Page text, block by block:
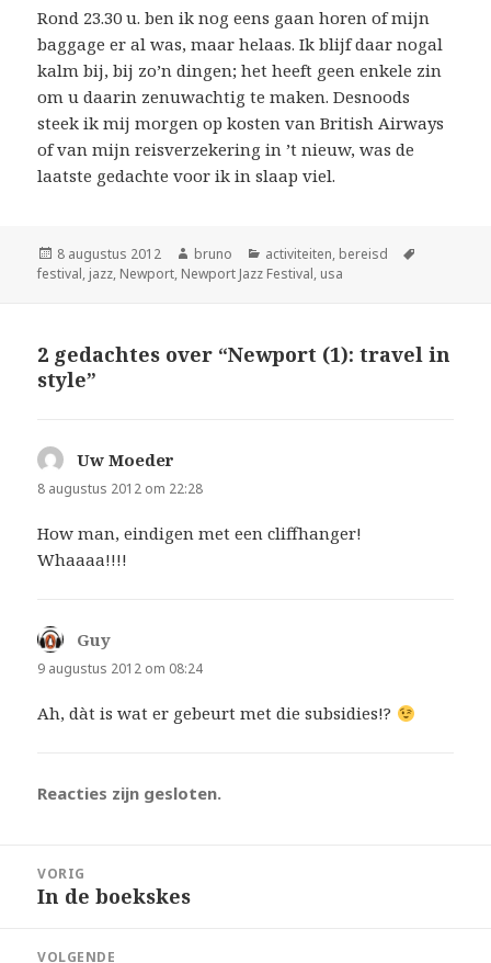
Rond 23.30 u. ben ik nog eens gaan horen of mijn
baggage er al was, maar helaas. Ik blijf daar nogal
kalm bij, bij zo’n dingen; het heeft geen enkele zin
om u daarin zenuwachtig te maken. Desnoods
steek ik mij morgen op kosten van British Airways
of van mijn reisverzekering in ’t nieuw, was de
laatste gedachte voor ik in slaap viel.
Geplaatst
op
8 augustus 2012 Auteur
bruno Categorieën
activiteiten, bereisd
festival, jazz, Newport, Newport Jazz Festival, usa
2 gedachtes over “Newport (1): travel in
style”
Uw Moeder
8 augustus 2012 om 22:28
How man, eindigen met een cliffhanger!
Whaaaa!!!!
Guy
9 augustus 2012 om 08:24
Ah, dàt is wat er gebeurt met die subsidies!?
Reacties zijn gesloten.
navigatie
VORIG
Vorig
In de boekskes
VOLGENDE